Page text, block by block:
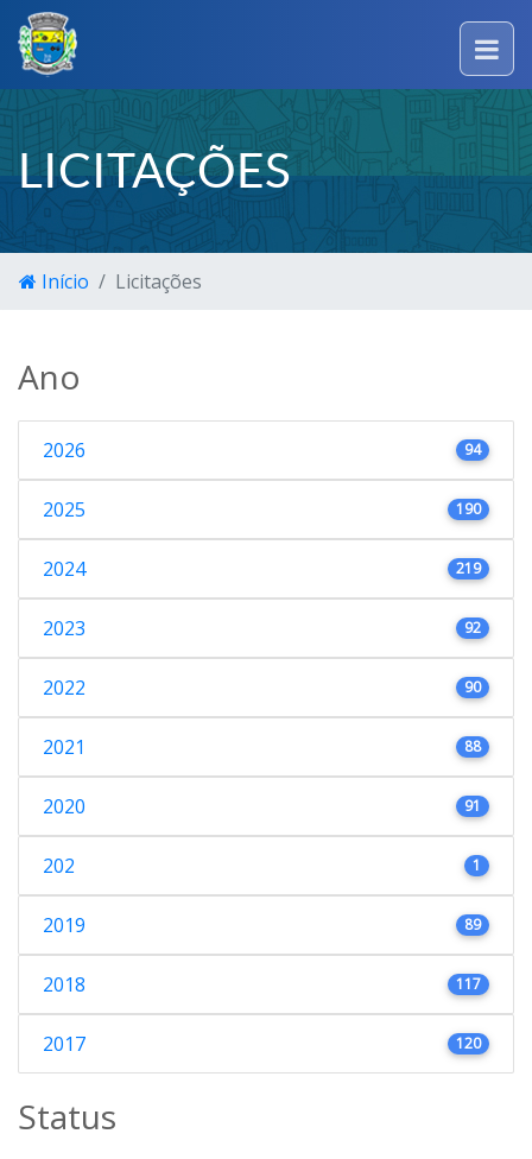
LICITAÇÕES
Início Licitações
Ano
2026 94
2025 190
2024 219
2023 92
2022 90
2021 88
2020 91
202 1
2019 89
2018 117
2017 120
Status